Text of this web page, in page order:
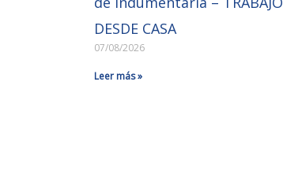
DESDE CASA
07/08/2026
Leer más »